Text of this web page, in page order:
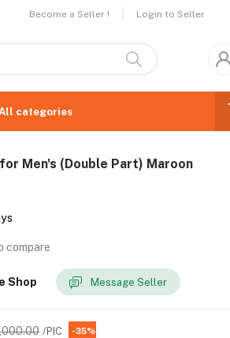
Become a Seller ! Login to Seller
categories
Men's (Double Part) Maroon
compare
Shop Message Seller
/PIC -35%